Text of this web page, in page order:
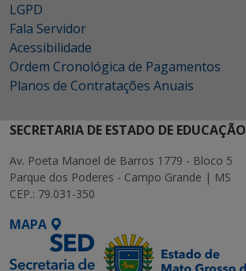
LGPD
Fala Servidor
Acessibilidade
Ordem Cronológica de Pagamentos
Planos de Contratações Anuais
SECRETARIA DE ESTADO DE EDUCAÇÃO
Av. Poeta Manoel de Barros 1779 - Bloco 5
Parque dos Poderes - Campo Grande | MS
CEP.: 79.031-350
MAPA